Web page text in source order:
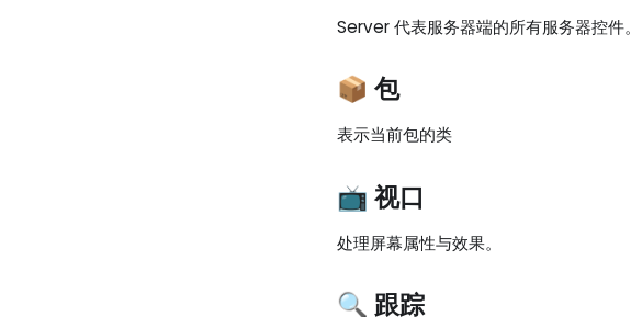
Server 代表服务器端的所有服务器控件。
📦 包
表示当前包的类
📺 视口
处理屏幕属性与效果。
🔍 跟踪